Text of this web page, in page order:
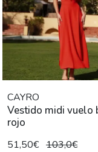
CAYRO
Vestido midi vuelo
rojo
51,50€ 103,0€